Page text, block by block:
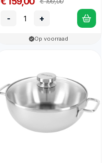
- +
Op voorraad